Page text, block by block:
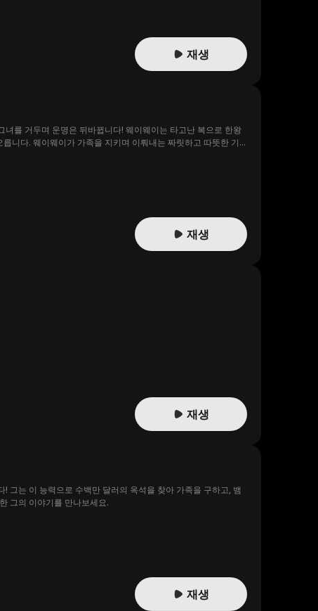
재생
를 거두며 운명은 뒤바뀝니다! 웨이웨이는 타고난 복으로 한왕
니다. 웨이웨이가 가족을 지키며 이뤄내는 짜릿하고 따뜻한 기
재생
재생
그는 이 능력으로 수백만 달러의 옥석을 찾아 가족을 구하고, 뱀
그의 이야기를 만나보세요.
재생